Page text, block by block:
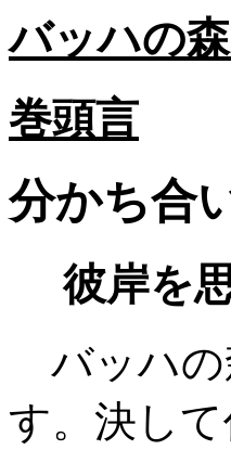
バッハの
巻頭言
分かち合
彼岸を思
バッハの
す。決し